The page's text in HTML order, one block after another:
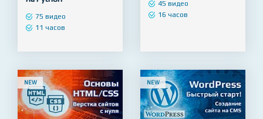
Django 3 - Full Stack
разработка веб сайтов
на Python
WordPress – с нуля до
Профи!
NEW NEW